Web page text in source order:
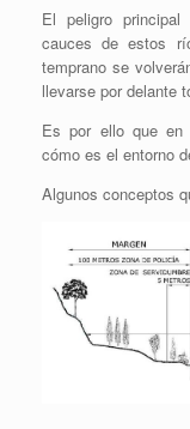
El peligro
cauces de estos
temprano se
llevarse por delante
Es por ello que en
cómo es el entorno
Algunos conceptos